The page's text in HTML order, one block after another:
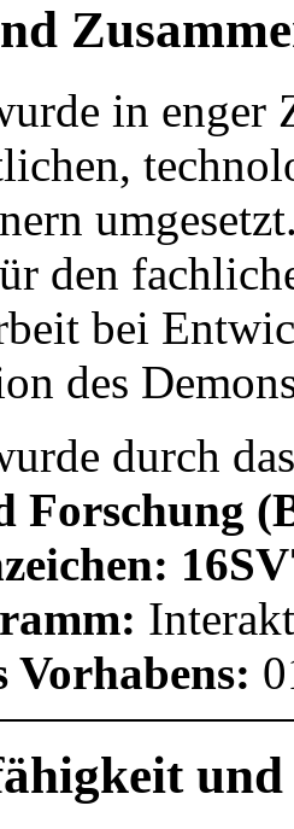
in enger
den
bei
des
durch
Forschung
Vorhabens: